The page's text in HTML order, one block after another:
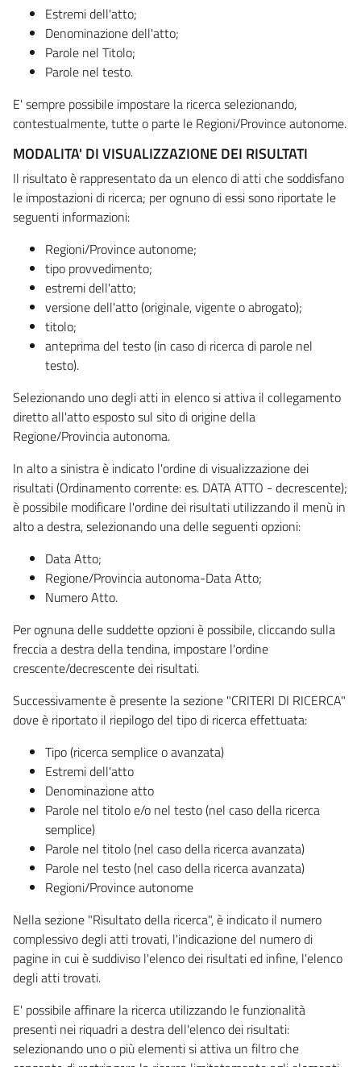
Estremi dell'atto;
Denominazione dell'atto;
Parole nel Titolo;
Parole nel testo.
E' sempre possibile impostare la ricerca selezionando,
contestualmente, tutte o parte le Regioni/Province autonome.
MODALITA' DI VISUALIZZAZIONE DEI RISULTATI
Il risultato è rappresentato da un elenco di atti che soddisfano
le impostazioni di ricerca; per ognuno di essi sono riportate le
seguenti informazioni:
Regioni/Province autonome;
tipo provvedimento;
estremi dell'atto;
versione dell'atto (originale, vigente o abrogato);
titolo;
anteprima del testo (in caso di ricerca di parole nel
testo).
Selezionando uno degli atti in elenco si attiva il collegamento
diretto all'atto esposto sul sito di origine della
Regione/Provincia autonoma.
In alto a sinistra è indicato l'ordine di visualizzazione dei
risultati (Ordinamento corrente: es. DATA ATTO - decrescente);
è possibile modificare l'ordine dei risultati utilizzando il menù in
alto a destra, selezionando una delle seguenti opzioni:
Data Atto;
Regione/Provincia autonoma-Data Atto;
Numero Atto.
Per ognuna delle suddette opzioni è possibile, cliccando sulla
freccia a destra della tendina, impostare l'ordine
crescente/decrescente dei risultati.
Successivamente è presente la sezione "CRITERI DI RICERCA"
dove è riportato il riepilogo del tipo di ricerca effettuata:
Tipo (ricerca semplice o avanzata)
Estremi dell'atto
Denominazione atto
Parole nel titolo e/o nel testo (nel caso della ricerca
semplice)
Parole nel titolo (nel caso della ricerca avanzata)
Parole nel testo (nel caso della ricerca avanzata)
Regioni/Province autonome
Nella sezione "Risultato della ricerca", è indicato il numero
complessivo degli atti trovati, l'indicazione del numero di
pagine in cui è suddiviso l'elenco dei risultati ed infine, l'elenco
degli atti trovati.
E' possibile affinare la ricerca utilizzando le funzionalità
presenti nei riquadri a destra dell'elenco dei risultati:
selezionando uno o più elementi si attiva un filtro che